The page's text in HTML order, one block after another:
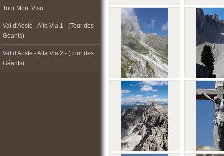
Tour Mont Viso
Val d'Aoste - Alta Via 1 - (Tour des
Géants)
Val d'Aoste - Alta Via 2 - (Tour des
Géants)